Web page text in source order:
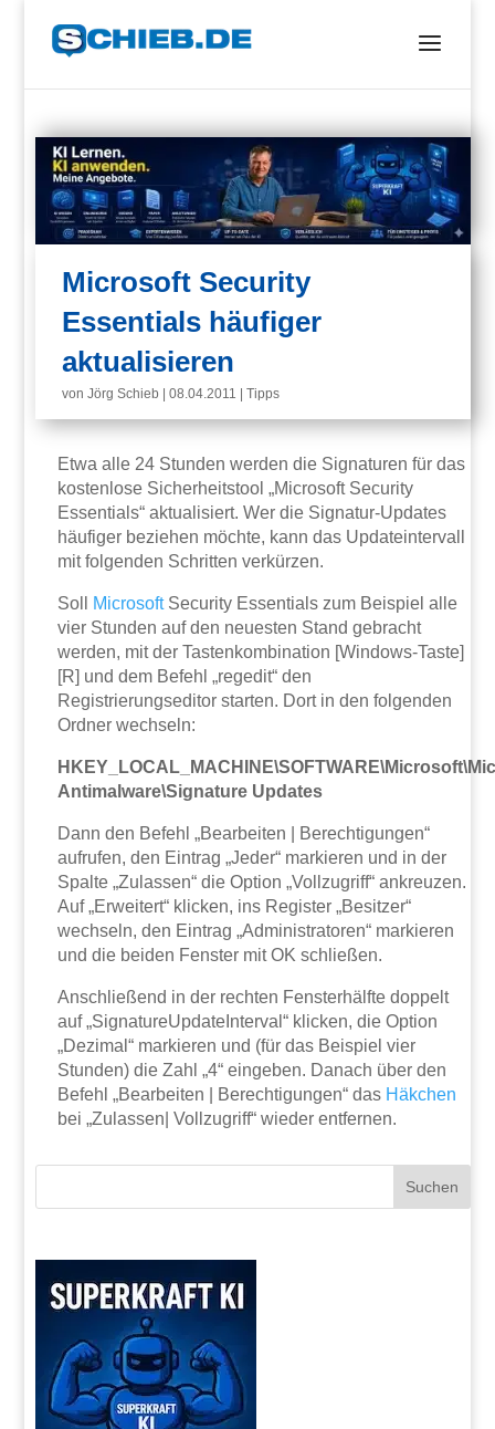
Microsoft Security
Essentials häufiger
aktualisieren
vonJörg Schieb |08.04.2011 |Tipps
Etwa alle 24 Stunden werden die Signaturen für das
kostenlose Sicherheitstool „Microsoft Security
Essentials“ aktualisiert. Wer die Signatur-Updates
häufiger beziehen möchte, kann das Updateintervall
mit folgenden Schritten verkürzen.
Soll MicrosoftSecurity Essentials zum Beispiel alle
vier Stunden auf den neuesten Stand gebracht
werden, mit der Tastenkombination [Windows-Taste]
[R] und dem Befehl „regedit“ den
Registrierungseditor starten. Dort in den folgenden
Ordner wechseln:
Antimalware\Signature Updates
Dann den Befehl „Bearbeiten | Berechtigungen“
aufrufen, den Eintrag „Jeder“ markieren und in der
Spalte „Zulassen“ die Option „Vollzugriff“ ankreuzen.
Auf „Erweitert“ klicken, ins Register „Besitzer“
wechseln, den Eintrag „Administratoren“ markieren
und die beiden Fenster mit OK schließen.
Anschließend in der rechten Fensterhälfte doppelt
auf „SignatureUpdateInterval“ klicken, die Option
„Dezimal“ markieren und (für das Beispiel vier
Stunden) die Zahl „4“ eingeben. Danach über den
Befehl „Bearbeiten | Berechtigungen“ das Häkchen
bei „Zulassen| Vollzugriff“ wieder entfernen.